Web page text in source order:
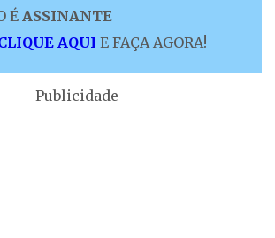
É ASSINANTE
AQUI E FAÇA AGORA!
Publicidade